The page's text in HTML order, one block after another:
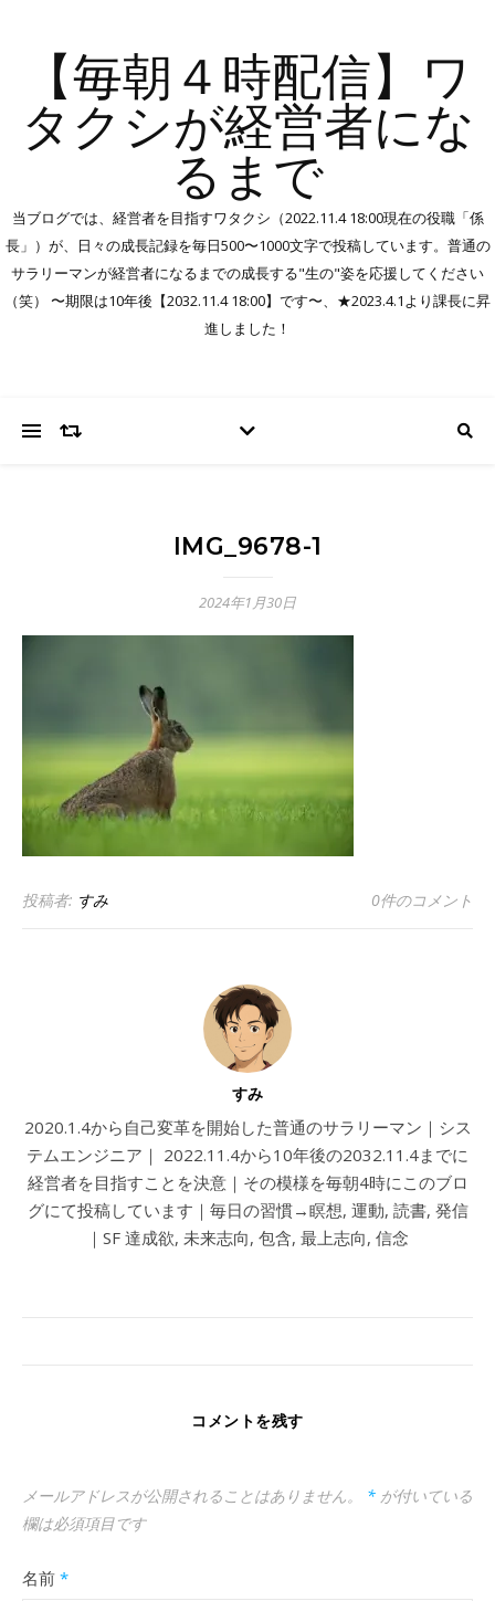
【毎朝４時配信】ワ
タクシが経営者にな
るまで
当ブログでは、経営者を目指すワタクシ（2022.11.4 18:00現在の役職「係
長」）が、日々の成長記録を毎日500〜1000文字で投稿しています。普通の
サラリーマンが経営者になるまでの成長する"生の"姿を応援してください
（笑） 〜期限は10年後【2032.11.4 18:00】です〜、★2023.4.1より課長に昇
進しました！
IMG_9678-1
2024年1月30日
投稿者: すみ 0件のコメント
すみ
2020.1.4から自己変革を開始した普通のサラリーマン｜シス
テムエンジニア｜ 2022.11.4から10年後の2032.11.4までに
経営者を目指すことを決意｜その模様を毎朝4時にこのブロ
グにて投稿しています｜毎日の習慣→瞑想, 運動, 読書, 発信
｜SF 達成欲, 未来志向, 包含, 最上志向, 信念
コメントを残す
メールアドレスが公開されることはありません。 * が付いている
欄は必須項目です
名前 *